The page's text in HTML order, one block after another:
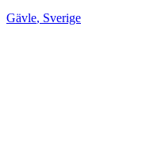
Gävle, Sverige